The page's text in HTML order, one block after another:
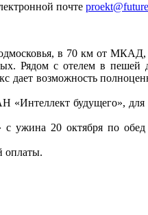
почте
в 70 км от МКАД,
Рядом с отелем в пешей
дает возможность
«Интеллект будущего», для
с ужина 20 октября по обед
оплаты.